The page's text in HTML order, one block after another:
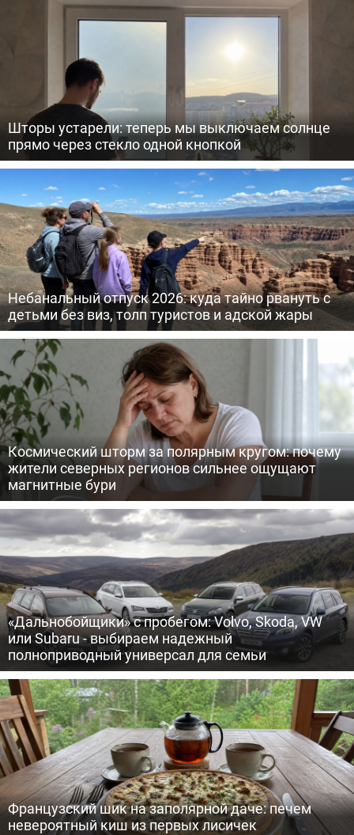
Шторы устарели: теперь мы выключаем солнце
прямо через стекло одной кнопкой
Небанальный отпуск 2026: куда тайно рвануть с
детьми без виз, толп туристов и адской жары
Космический шторм за полярным кругом: почему
жители северных регионов сильнее ощущают
магнитные бури
«Дальнобойщики» с пробегом: Volvo, Skoda, VW
или Subaru - выбираем надежный
полноприводный универсал для семьи
Французский шик на заполярной даче: печем
невероятный киш из первых лисичек